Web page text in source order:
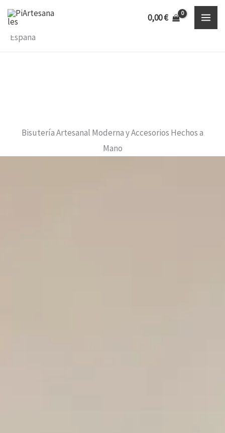
contenido
0,00€
Inicio
Bisutería Artesanal y Accesorios Hechos a Mano en
España
Bisutería Artesanal Moderna y Accesorios Hechos a
Mano